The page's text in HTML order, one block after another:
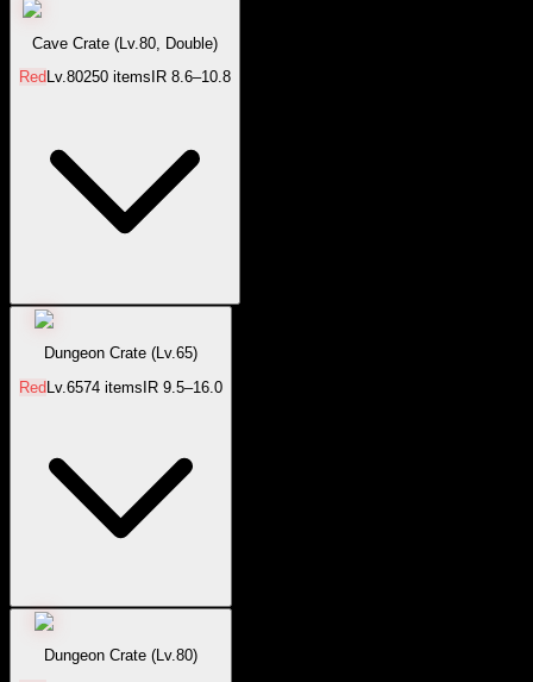
Cave Crate (Lv.80, Double)
Red Lv.80250 items IR 8.6–10.8
Dungeon Crate (Lv.65)
RedLv. 6574 itemsIR 9.5–16.0
Dungeon Crate (Lv.80)